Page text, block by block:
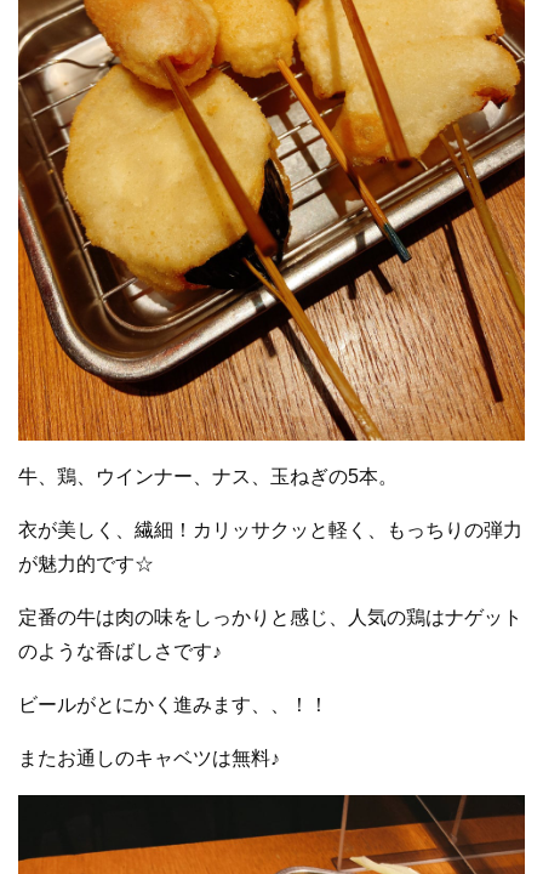
牛、鶏、ウインナー、ナス、玉ねぎの5本。
衣が美しく、繊細！カリッサクッと軽く、もっちりの弾力
が魅力的です☆
定番の牛は肉の味をしっかりと感じ、人気の鶏はナゲット
のような香ばしさです♪
ビールがとにかく進みます、、！！
またお通しのキャベツは無料♪